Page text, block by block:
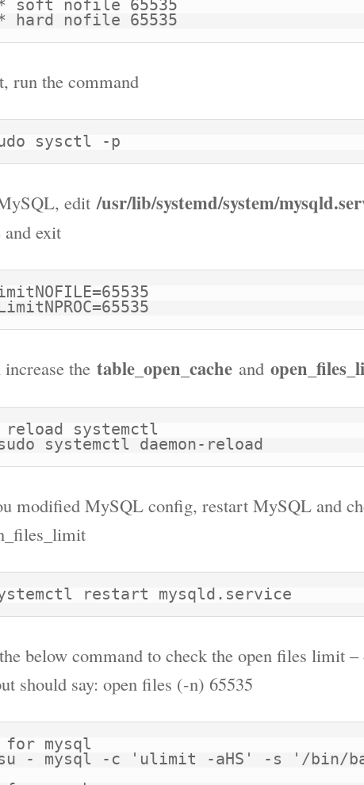
hard nofile 65535
run the command
sysctl -p
edit /usr/lib/systemd/system/
and exit
LimitNPROC=65535
increase the table_open_cache and
reload systemctl
systemctl daemon-reload
modified MySQL config, restart MySQL and
restart mysqld.service
below command to check the open files limit –
should say: open files (-n) 65535
for mysql